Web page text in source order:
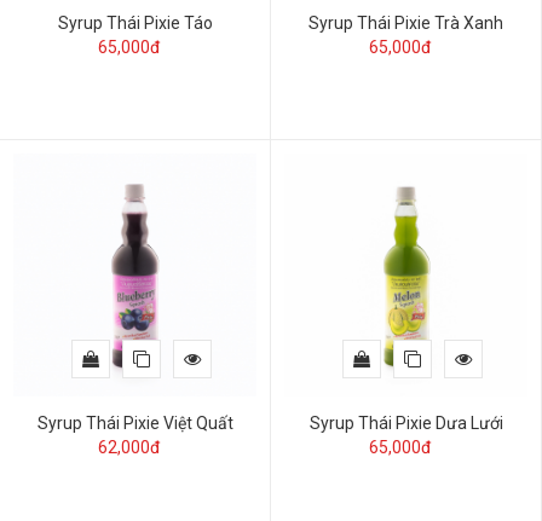
Syrup Thái Pixie Táo
65,000đ
Syrup Thái Pixie Trà Xanh
65,000đ
Syrup Thái Pixie Việt Quất
62,000đ
Syrup Thái Pixie Dưa Lưới
65,000đ